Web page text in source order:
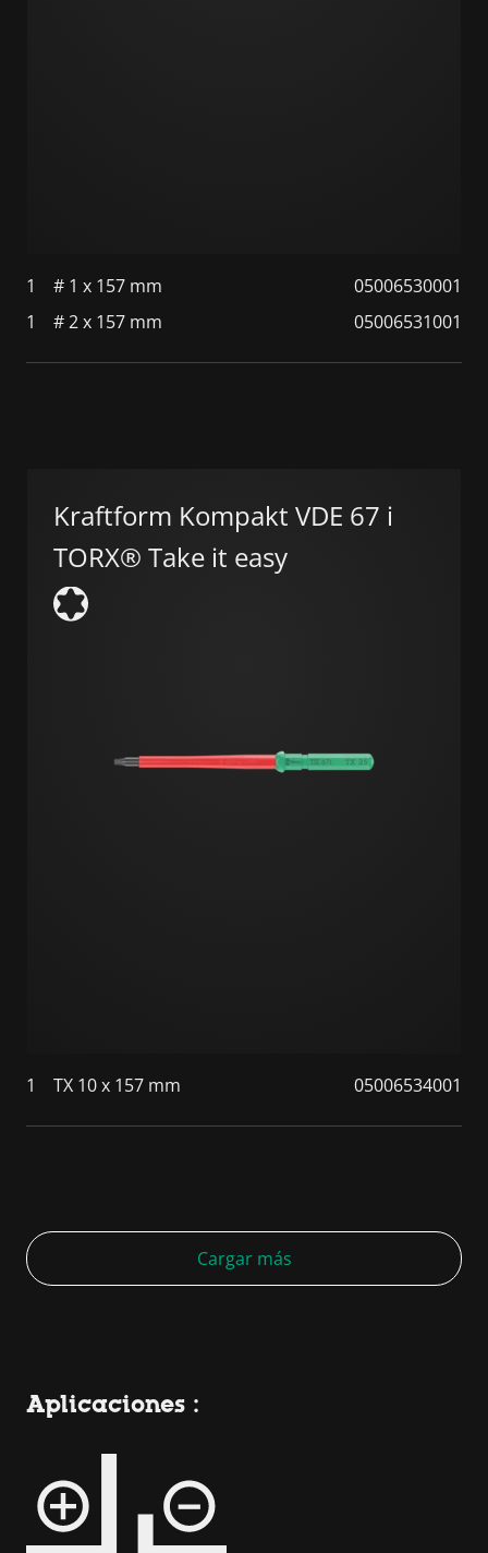
1 # 1 x 157 mm
05006530001
1
# 2 x 157 mm 05006531001
Kraftform Kompakt VDE 67 i
TORX® Take it easy
1 TX 10 x 157 mm 05006534001
Cargar más
Aplicaciones :